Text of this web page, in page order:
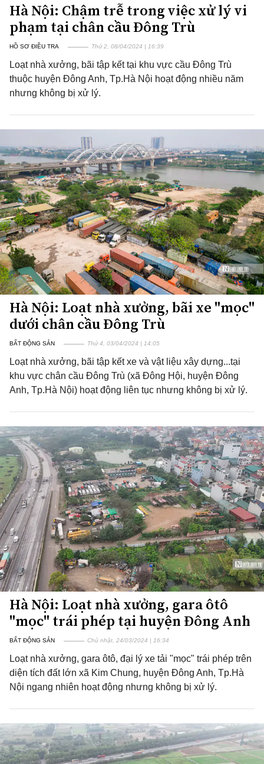
Hà Nội: Chậm trễ trong việc xử lý vi
phạm tại chân cầu Đông Trù
HỒ SƠ ĐIỀU TRA Thứ 2, 08/04/2024 | 16:39
Loạt nhà xưởng, bãi tập kết tại khu vực cầu Đông Trù
thuộc huyện Đông Anh, Tp.Hà Nội hoạt động nhiều năm
nhưng không bị xử lý.
Hà Nội: Loạt nhà xưởng, bãi xe "mọc"
dưới chân cầu Đông Trù
BẤT ĐỘNG SẢN Thứ 4, 03/04/2024 | 14:05
Loạt nhà xưởng, bãi tập kết xe và vật liệu xây dựng...tại
khu vực chân cầu Đông Trù (xã Đông Hội, huyện Đông
Anh, Tp.Hà Nội) hoạt động liên tục nhưng không bị xử lý.
Hà Nội: Loạt nhà xưởng, gara ôtô
"mọc" trái phép tại huyện Đông Anh
BẤT ĐỘNG SẢN Chủ nhật, 24/03/2024 | 16:34
Loạt nhà xưởng, gara ôtô, đại lý xe tải "mọc" trái phép trên
diện tích đất lớn xã Kim Chung, huyện Đông Anh, Tp.Hà
Nội ngang nhiên hoạt động nhưng không bị xử lý.